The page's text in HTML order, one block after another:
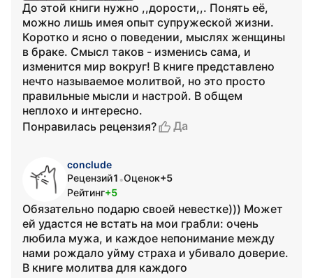
До этой книги нужно ,,дорости,,. Понять её,
можно лишь имея опыт супружеской жизни.
Коротко и ясно о поведении, мыслях женщины
в браке. Смысл таков - изменись сама, и
изменится мир вокруг! В книге представлено
нечто называемое молитвой, но это просто
правильные мысли и настрой. В общем
неплохо и интересно.
Понравилась рецензия?
Да
conclude
Рецензий1 •Оценок+5
Рейтинг+5
Обязательно подарю своей невестке))) Может
ей удастся не встать на мои грабли: очень
любила мужа, и каждое непонимание между
нами рождало уйму страха и убивало доверие.
В книге молитва для каждого